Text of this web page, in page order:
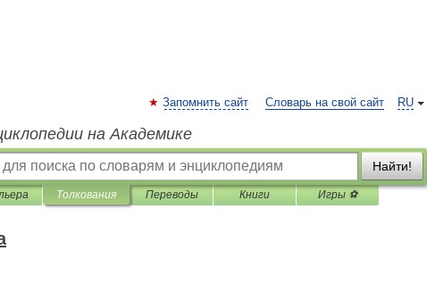
RU
Запомнить сайт Словарь на свой сайт
на Академике
Найти!
Толкования Переводы Книги Игры ⚽